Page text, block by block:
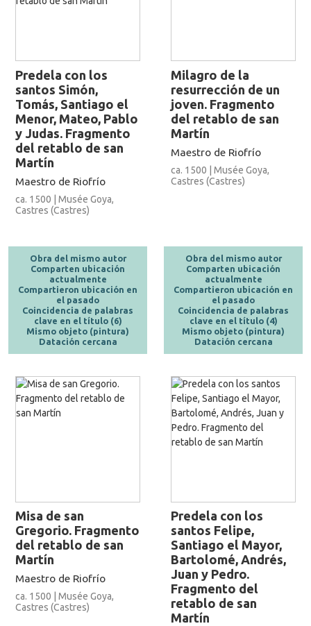
Predela con los
santos Simón,
Tomás, Santiago el
Menor, Mateo, Pablo
y Judas. Fragmento
del retablo de san
Martín
Maestro de Riofrío
ca. 1500 | Musée Goya,
Castres (Castres)
Obra del mismo autor
Comparten ubicación
actualmente
Compartieron ubicación en
el pasado
Coincidencia de palabras
clave en el título (6)
Mismo objeto (pintura)
Datación cercana
Milagro de la
resurrección de un
joven. Fragmento
del retablo de san
Martín
Maestro de Riofrío
ca. 1500 | Musée Goya,
Castres (Castres)
Obra del mismo autor
Comparten ubicación
actualmente
Compartieron ubicación en
el pasado
Coincidencia de palabras
clave en el título (4)
Mismo objeto (pintura)
Datación cercana
Misa de san
Gregorio. Fragmento
del retablo de san
Martín
Maestro de Riofrío
ca. 1500 | Musée Goya,
Castres (Castres)
Predela con los
santos Felipe,
Santiago el Mayor,
Bartolomé, Andrés,
Juan y Pedro.
Fragmento del
retablo de san
Martín